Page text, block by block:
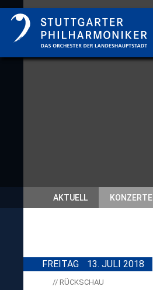
AKTUELL KONZERTE
FREITAG 13. JULI 2018
// RÜCKSCHAU